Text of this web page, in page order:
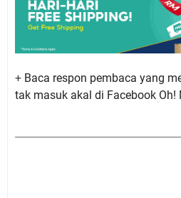
+ Baca respon pembaca yang
tak masuk akal di Facebook Oh!